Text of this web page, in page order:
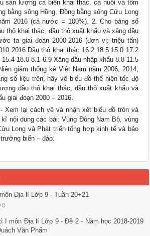
sản lượng cá biển khai thác, cá nuôi và tôm
bằng sông Hồng, Đồng bằng sông Cửu Long
2016 (cả nước = 100%). 2. Cho bảng số
thô khai thác, dầu thô xuất khẩu và xăng dầu
ta giai đoạn 2000-2016 (đơn vị: triệu tấn)
2016 Dầu thô khai thác 16.2 18.5 15.0 17.2
15.4 18.0 8.1 6.9 Xăng dầu nhập khẩu 8.8 11.5
giám thống kê Việt Nam năm 2006, 2014,
số liệu trên, hãy vẽ biểu đồ thể hiện tốc độ
dầu thô khai thác, dầu thô xuất khẩu và
giai đoạn 2000 – 2016.
Xem lại cách vẽ và nhận xét biểu đồ tròn và
nội dung các bài: Vùng Đông Nam Bộ, vùng
Long và Phát triển tổng hợp kinh tế và bảo
biển – đảo.
Địa lí Lớp 9 - Tuần 20+21
0
I môn Địa lí Lớp 9 - Đề 2 - Năm học 2018-2019
Văn Phẩm